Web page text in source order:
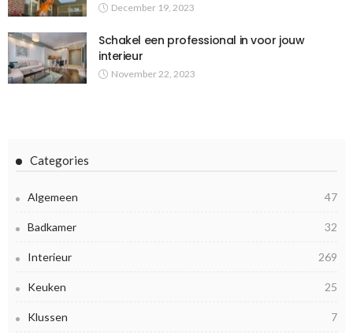
December 19, 2023
Schakel een professional in voor jouw
interieur
November 22, 2023
Categories
Algemeen 47
Badkamer 32
Interieur 269
Keuken 25
Klussen 7